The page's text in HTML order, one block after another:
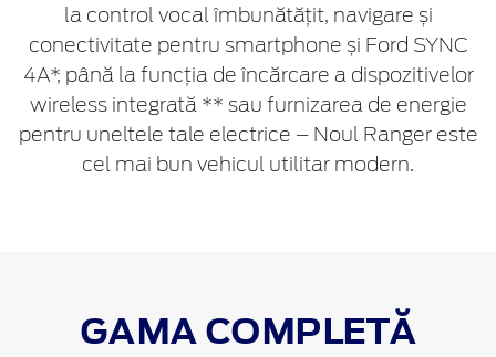
la control vocal îmbunătățit, navigare și
conectivitate pentru smartphone și Ford SYNC
4A*, până la funcția de încărcare a dispozitivelor
wireless integrată ** sau furnizarea de energie
pentru uneltele tale electrice – Noul Ranger este
cel mai bun vehicul utilitar modern.
GAMA COMPLETĂ